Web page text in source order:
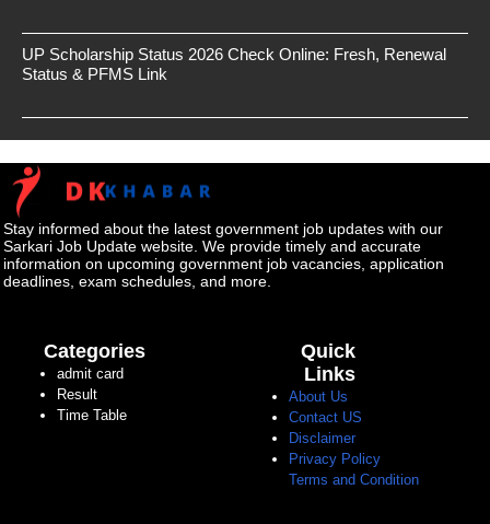
UP Scholarship Status 2026 Check Online: Fresh, Renewal
Status & PFMS Link
Stay informed about the latest government job updates with our
Sarkari Job Update website. We provide timely and accurate
information on upcoming government job vacancies, application
deadlines, exam schedules, and more.
Categories
admit card
Result
Time Table
Quick
Links
About Us
Contact US
Disclaimer
Privacy Policy
Terms and Condition